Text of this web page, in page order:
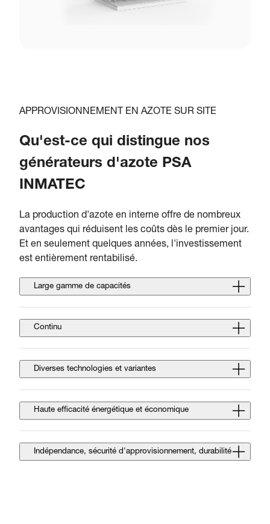
APPROVISIONNEMENT EN AZOTE SUR SITE
Qu'est-ce qui distingue nos
générateurs d'azote PSA
INMATEC
La production d'azote en interne offre de nombreux
avantages qui réduisent les coûts dès le premier jour.
Et en seulement quelques années, l'investissement
est entièrement rentabilisé.
Large gamme de capacités
Continu
Diverses technologies et variantes
Haute efficacité énergétique et économique
Indépendance, sécurité d'approvisionnement, durabilité